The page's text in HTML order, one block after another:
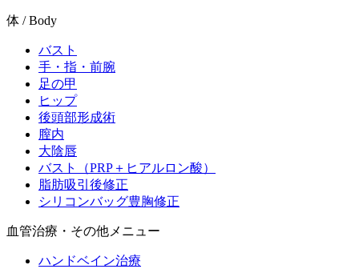
体 / Body
バスト
手・指・前腕
足の甲
ヒップ
後頭部形成術
膣内
大陰唇
バスト（PRP＋ヒアルロン酸）
脂肪吸引後修正
シリコンバッグ豊胸修正
血管治療・その他メニュー
ハンドベイン治療